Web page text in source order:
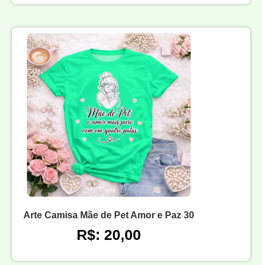
Arte Camisa Mãe de Pet Amor e Paz 30
R$: 20,00